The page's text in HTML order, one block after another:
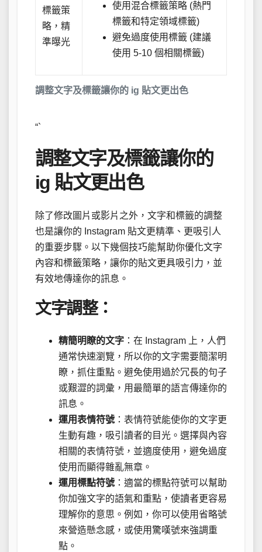
調整文字及標籤讓你的 ig 貼文更出色
標籤策
略，精
準曝光
使用混合標籤策略 (熱門
標籤和特定領域標籤)
避免過度使用標籤 (建議
使用 5-10 個相關標籤)
“`
調整文字及標籤讓你的
ig 貼文更出色
除了修改圖片或影片之外，文字和標籤的調整
也是讓你的 Instagram 貼文更精準、更吸引人
的重要步驟。以下幾個技巧能幫助你優化文字
內容和標籤策略，讓你的貼文更具吸引力，並
有效地傳達你的訊息。
文字調整：
精簡明瞭的文字 ：在 Instagram 上，人們
通常快速瀏覽，所以你的文字需要簡潔明
瞭，抓住重點。避免使用過於冗長的句子
或艱澀的詞彙，用最簡單的語言傳達你的
訊息。
運用表情符號 ：表情符號能使你的文字更
生動有趣，吸引讀者的目光。選擇與內容
相關的表情符號，並適度使用，避免過度
使用而顯得雜亂無章。
運用標點符號 ：適當的標點符號可以幫助
你加強文字的語氣和重點，使讀者更容易
理解你的意思。例如，你可以使用省略號
來營造懸念感，或使用驚嘆號來強調重
點。